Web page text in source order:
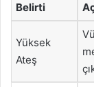
Belirti
Yüksek
Ateş